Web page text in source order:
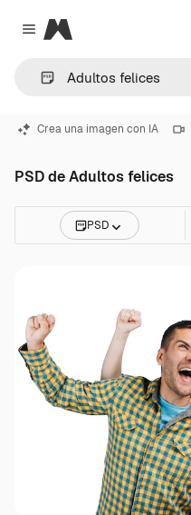
Close menu
Magnific
Crea una imagen con IA
PSD de Adultos felices
PSD